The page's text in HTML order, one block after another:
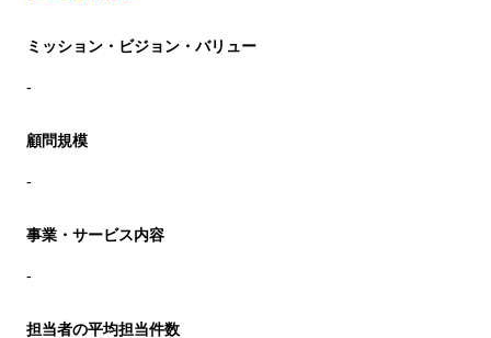
ミッション・ビジョン・バリュー
-
顧問規模
-
事業・サービス内容
-
担当者の平均担当件数